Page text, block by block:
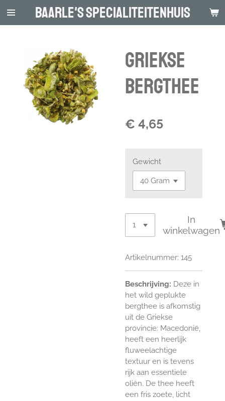
Ga
hoofdinhoud
Baarle's Specialiteitenhuis
Griekse
Bergthee
€ 4,65
Gewicht
In
winkelwagen
Artikelnummer: 145
Beschrijving: Deze in
het wild geplukte
bergthee is afkomstig
uit de Griekse
provincie: Macedonië,
heeft een heerlijk
fluweelachtige
textuur en is tevens
rijk aan essentiele
oliën. De thee heeft
een fris zoete, licht